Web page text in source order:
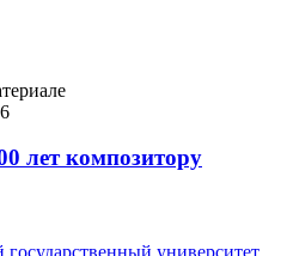
лет композитору
университет